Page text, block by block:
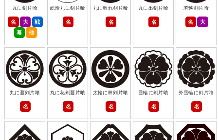
丸に剣片喰
名 大
戦
幕
他
総陰丸に剣片喰
名
丸に離れ剣片喰
名
丸に出剣片喰
名
若狭剣片喰
名 大
丸に蔓剣片喰
名
丸に花剣蔓片喰
名
太輪に棒剣片喰
名
雪輪に剣片喰
名
外雪輪に剣片喰
名